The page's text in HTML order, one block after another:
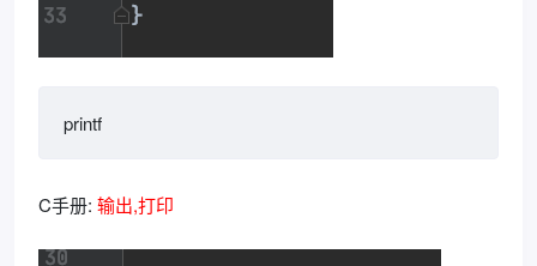
printf
C手册: 输出,打印